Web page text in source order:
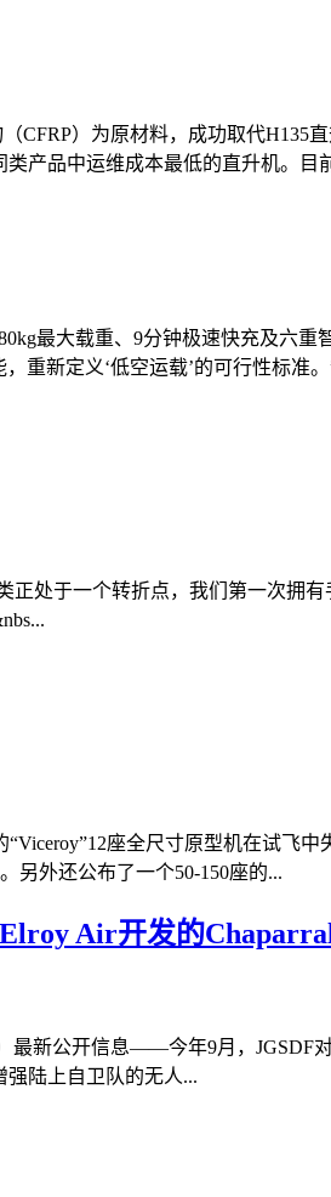
CFRP）为原材料，成功取代
产品中运维成本最低的直升机。目
最大载重、9分钟极速快充及六
重新定义‘低空运载’的可行性标准。
正处于一个转折点，我们第一次
座全尺寸原型机在试飞
另外还公布了一个50-150座的...
Air开发的
新公开信息——今年9月，JGSDF
强陆上自卫队的无人...